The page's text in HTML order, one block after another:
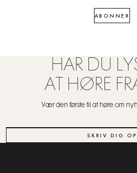
ABONNER
HAR DU
AT HØRE
Vær den første til at høre om
SKRIV DIG OP